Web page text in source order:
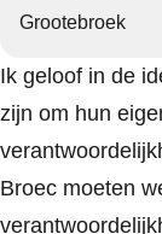
Grootebroek
Ik geloof in de
zijn om hun
Broec moeten